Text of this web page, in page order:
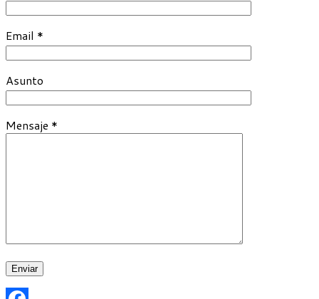
Email *
Asunto
Mensaje *